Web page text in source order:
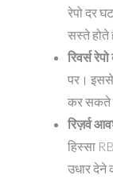
रेपो दर
सस्ते होते
रिवर्स
पर। इससे
कर सकते
रिज़र्व
हिस्सा
उधार देने